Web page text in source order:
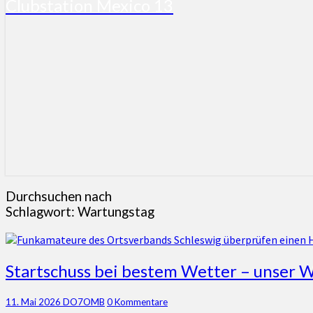
Durchsuchen nach
Schlagwort: Wartungstag
Startschuss
bei
Wetter
Startschuss bei bestem Wetter – unser
11. Mai 2026 DO7OMB Kommentare
0 Kommentare